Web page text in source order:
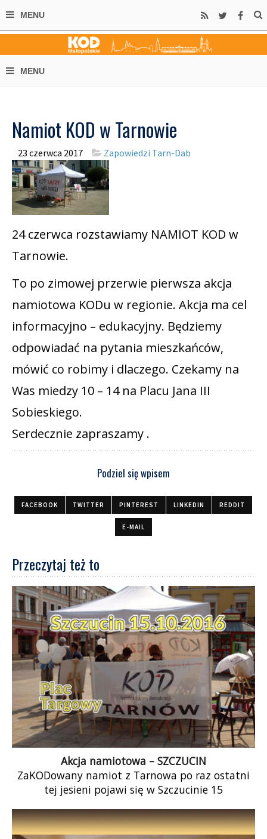
Namiot KOD w Tarnowie
23 czerwca 2017 Zapowiedzi Tarn-Dab
24 czerwca rozstawiamy NAMIOT KOD w
Tarnowie.
To po zimowej przerwie pierwsza akcja
namiotowa KODu w regionie. Akcja ma cel
informacyjno – edukacyjny. Będziemy
odpowiadać na pytania mieszkańców,
mówić co robimy i dlaczego. Czekamy na
Was miedzy 10 – 14 na Placu Jana III
Sobieskiego.
Serdecznie zapraszamy .
Podziel się wpisem
FACEBOOK TWITTER PINTEREST LINKEDIN REDDIT
E-MAIL
Przeczytaj też to
Akcja namiotowa – SZCZUCIN
ZaKODowany namiot z Tarnowa po raz ostatni
tej jesieni pojawi się w Szczucinie 15